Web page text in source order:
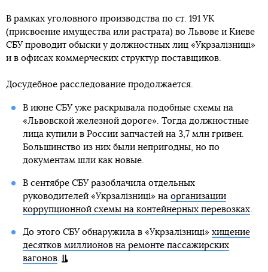
В рамках уголовного производства по ст. 191 УК
(присвоение имущества или растрата) во Львове и Киеве
СБУ проводит обыски у должностных лиц «Укрзалізниці»
и в офисах коммерческих структур поставщиков.
Досудебное расследование продолжается.
В июне СБУ уже раскрывала подобные схемы на
«Львовской железной дороге». Тогда должностные
лица купили в России запчастей на 3,7 млн гривен.
Большинство из них были непригодны, но по
документам шли как новые.
В сентябре СБУ разоблачила отдельных
руководителей «Укрзалізниці» на организации
коррупционной схемы на контейнерных перевозках.
До этого СБУ обнаружила в «Укрзалізниці» хищение
десятков миллионов на ремонте пассажирских
вагонов.